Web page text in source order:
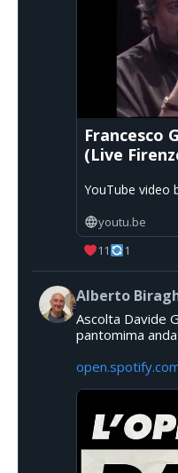
Francesco
(Live
YouTube video
youtu.be
11
1
Alberto
Ascolta Davide
pantomima